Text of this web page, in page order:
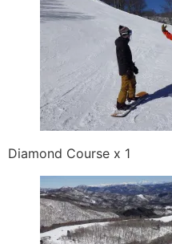
Diamond Course x 1